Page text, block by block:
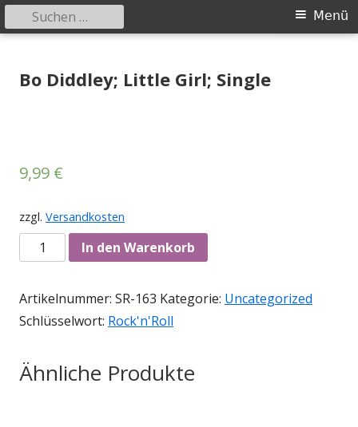
zum
Primäres
Menü
Suchen
nach:
Bo Diddley; Little Girl; Single
9,99 €
zzgl. Versandkosten
Anzahl In den Warenkorb
Artikelnummer: SR-163 Kategorie: Uncategorized
Schlüsselwort: Rock'n'Roll
Ähnliche Produkte